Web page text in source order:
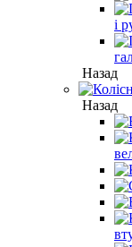
і
Назад
Назад